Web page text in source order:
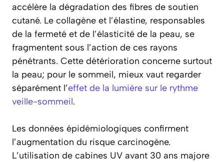
accélère la dégradation des fibres de soutien
cutané. Le collagène et l’élastine, responsables
de la fermeté et de l’élasticité de la peau, se
fragmentent sous l’action de ces rayons
pénétrants. Cette détérioration concerne surtout
la peau; pour le sommeil, mieux vaut regarder
séparément l’effet de la lumière sur le rythme
veille-sommeil.
Les données épidémiologiques confirment
l’augmentation du risque carcinogène.
L’utilisation de cabines UV avant 30 ans majore